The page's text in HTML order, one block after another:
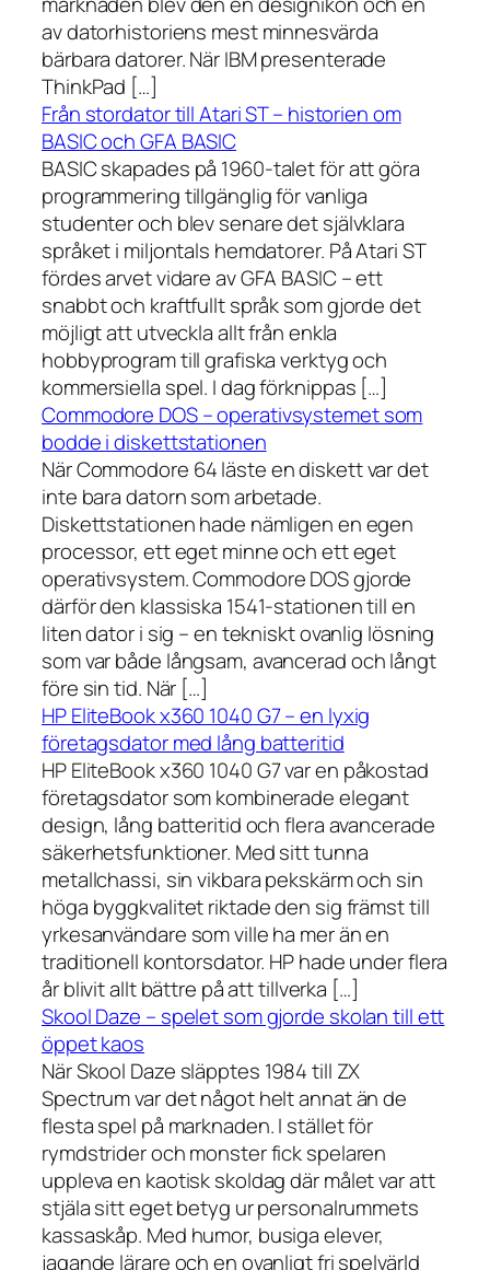
av datorhistoriens mest minnesvärda
bärbara datorer. När IBM presenterade
ThinkPad […]
Från stordator till Atari ST – historien om
BASIC och GFA BASIC
BASIC skapades på 1960-talet för att göra
programmering tillgänglig för vanliga
studenter och blev senare det självklara
språket i miljontals hemdatorer. På Atari ST
fördes arvet vidare av GFA BASIC – ett
snabbt och kraftfullt språk som gjorde det
möjligt att utveckla allt från enkla
hobbyprogram till grafiska verktyg och
kommersiella spel. I dag förknippas […]
Commodore DOS – operativsystemet som
bodde i diskettstationen
När Commodore 64 läste en diskett var det
inte bara datorn som arbetade.
Diskettstationen hade nämligen en egen
processor, ett eget minne och ett eget
operativsystem. Commodore DOS gjorde
därför den klassiska 1541-stationen till en
liten dator i sig – en tekniskt ovanlig lösning
som var både långsam, avancerad och långt
före sin tid. När […]
HP EliteBook x360 1040 G7 – en lyxig
företagsdator med lång batteritid
HP EliteBook x360 1040 G7 var en påkostad
företagsdator som kombinerade elegant
design, lång batteritid och flera avancerade
säkerhetsfunktioner. Med sitt tunna
metallchassi, sin vikbara pekskärm och sin
höga byggkvalitet riktade den sig främst till
yrkesanvändare som ville ha mer än en
traditionell kontorsdator. HP hade under flera
år blivit allt bättre på att tillverka […]
Skool Daze – spelet som gjorde skolan till ett
öppet kaos
När Skool Daze släpptes 1984 till ZX
Spectrum var det något helt annat än de
flesta spel på marknaden. I stället för
rymdstrider och monster fick spelaren
uppleva en kaotisk skoldag där målet var att
stjäla sitt eget betyg ur personalrummets
kassaskåp. Med humor, busiga elever,
jagande lärare och en ovanligt fri spelvärld